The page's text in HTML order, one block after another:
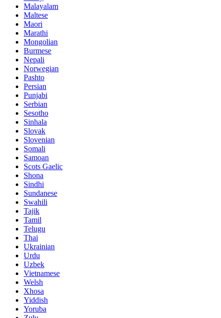
Malayalam
Maltese
Maori
Marathi
Mongolian
Burmese
Nepali
Norwegian
Pashto
Persian
Punjabi
Serbian
Sesotho
Sinhala
Slovak
Slovenian
Somali
Samoan
Scots Gaelic
Shona
Sindhi
Sundanese
Swahili
Tajik
Tamil
Telugu
Thai
Ukrainian
Urdu
Uzbek
Vietnamese
Welsh
Xhosa
Yiddish
Yoruba